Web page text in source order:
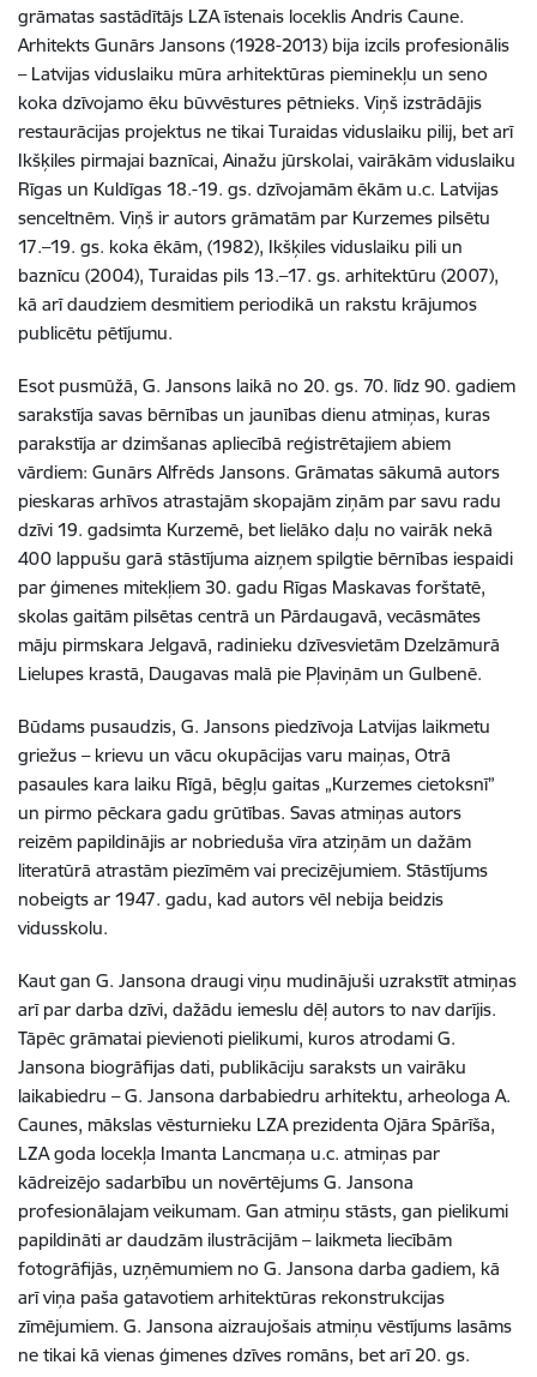
grāmatas sastādītājs LZA īstenais loceklis Andris Caune.
Arhitekts Gunārs Jansons (1928-2013) bija izcils profesionālis
– Latvijas viduslaiku mūra arhitektūras pieminekļu un seno
koka dzīvojamo ēku būvvēstures pētnieks. Viņš izstrādājis
restaurācijas projektus ne tikai Turaidas viduslaiku pilij, bet arī
Ikšķiles pirmajai baznīcai, Ainažu jūrskolai, vairākām viduslaiku
Rīgas un Kuldīgas 18.-19. gs. dzīvojamām ēkām u.c. Latvijas
senceltnēm. Viņš ir autors grāmatām par Kurzemes pilsētu
17.–19. gs. koka ēkām, (1982), Ikšķiles viduslaiku pili un
baznīcu (2004), Turaidas pils 13.–17. gs. arhitektūru (2007),
kā arī daudziem desmitiem periodikā un rakstu krājumos
publicētu pētījumu.
Esot pusmūžā, G. Jansons laikā no 20. gs. 70. līdz 90. gadiem
sarakstīja savas bērnības un jaunības dienu atmiņas, kuras
parakstīja ar dzimšanas apliecībā reģistrētajiem abiem
vārdiem: Gunārs Alfrēds Jansons. Grāmatas sākumā autors
pieskaras arhīvos atrastajām skopajām ziņām par savu radu
dzīvi 19. gadsimta Kurzemē, bet lielāko daļu no vairāk nekā
400 lappušu garā stāstījuma aizņem spilgtie bērnības iespaidi
par ģimenes mitekļiem 30. gadu Rīgas Maskavas forštatē,
skolas gaitām pilsētas centrā un Pārdaugavā, vecāsmātes
māju pirmskara Jelgavā, radinieku dzīvesvietām Dzelzāmurā
Lielupes krastā, Daugavas malā pie Pļaviņām un Gulbenē.
Būdams pusaudzis, G. Jansons piedzīvoja Latvijas laikmetu
griežus – krievu un vācu okupācijas varu maiņas, Otrā
pasaules kara laiku Rīgā, bēgļu gaitas „Kurzemes cietoksnī”
un pirmo pēckara gadu grūtības. Savas atmiņas autors
reizēm papildinājis ar nobrieduša vīra atziņām un dažām
literatūrā atrastām piezīmēm vai precizējumiem. Stāstījums
nobeigts ar 1947. gadu, kad autors vēl nebija beidzis
vidusskolu.
Kaut gan G. Jansona draugi viņu mudinājuši uzrakstīt atmiņas
arī par darba dzīvi, dažādu iemeslu dēļ autors to nav darījis.
Tāpēc grāmatai pievienoti pielikumi, kuros atrodami G.
Jansona biogrāfijas dati, publikāciju saraksts un vairāku
laikabiedru – G. Jansona darbabiedru arhitektu, arheologa A.
Caunes, mākslas vēsturnieku LZA prezidenta Ojāra Spārīša,
LZA goda locekļa Imanta Lancmaņa u.c. atmiņas par
kādreizējo sadarbību un novērtējums G. Jansona
profesionālajam veikumam. Gan atmiņu stāsts, gan pielikumi
papildināti ar daudzām ilustrācijām – laikmeta liecībām
fotogrāfijās, uzņēmumiem no G. Jansona darba gadiem, kā
arī viņa paša gatavotiem arhitektūras rekonstrukcijas
zīmējumiem. G. Jansona aizraujošais atmiņu vēstījums lasāms
ne tikai kā vienas ģimenes dzīves romāns, bet arī 20. gs.